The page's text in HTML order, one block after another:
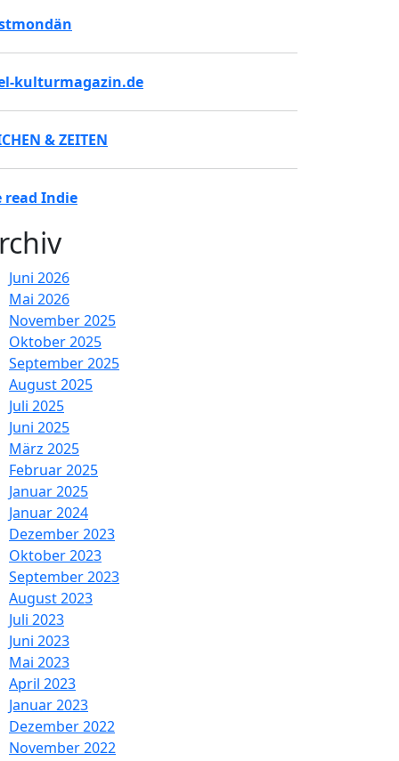
kulturmagazin.de
& ZEITEN
read Indie
Juni 2026
Mai 2026
November 2025
Oktober 2025
September 2025
August 2025
Juli 2025
Juni 2025
März 2025
Februar 2025
Januar 2025
Januar 2024
Dezember 2023
Oktober 2023
September 2023
August 2023
Juli 2023
Juni 2023
Mai 2023
April 2023
Januar 2023
Dezember 2022
November 2022